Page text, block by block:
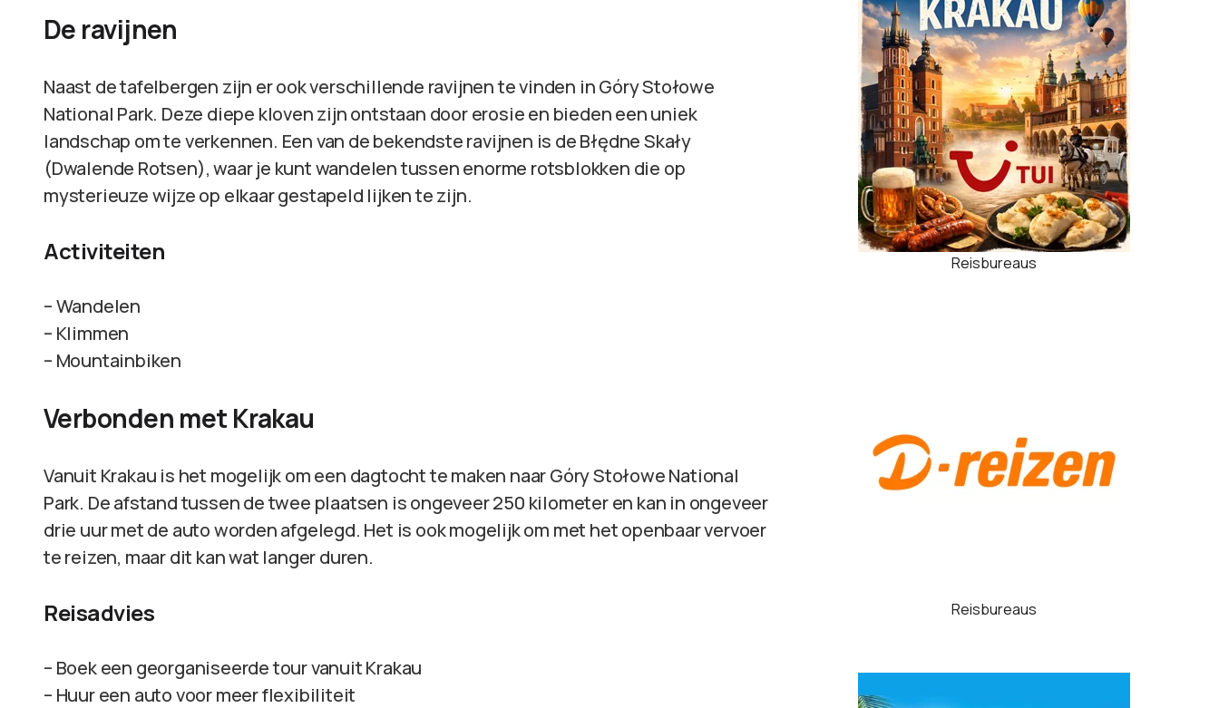
De ravijnen
Naast de tafelbergen zijn er ook verschillende ravijnen te vinden in Góry Stołowe
National Park. Deze diepe kloven zijn ontstaan door erosie en bieden een uniek
landschap om te verkennen. Een van de bekendste ravijnen is de Błędne Skały
(Dwalende Rotsen), waar je kunt wandelen tussen enorme rotsblokken die op
mysterieuze wijze op elkaar gestapeld lijken te zijn.
Activiteiten
– Wandelen
– Klimmen
– Mountainbiken
Verbonden met Krakau
Vanuit Krakau is het mogelijk om een dagtocht te maken naar Góry Stołowe National
Park. De afstand tussen de twee plaatsen is ongeveer 250 kilometer en kan in ongeveer
drie uur met de auto worden afgelegd. Het is ook mogelijk om met het openbaar vervoer
te reizen, maar dit kan wat langer duren.
Reisadvies
– Boek een georganiseerde tour vanuit Krakau
– Huur een auto voor meer flexibiliteit
Reisbureaus
Reisbureaus